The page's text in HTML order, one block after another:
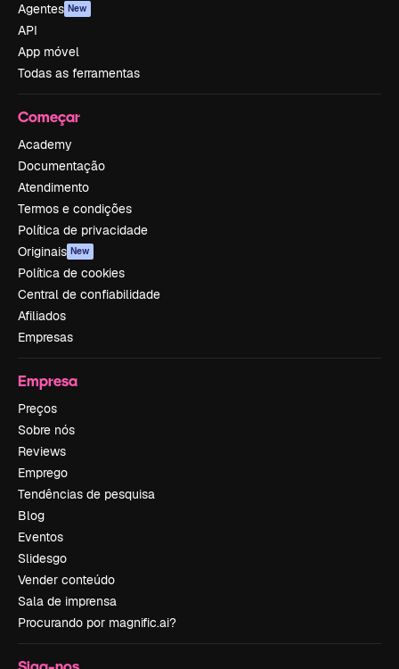
Agentes New
API
App móvel
Todas as ferramentas
Começar
Academy
Documentação
Atendimento
Termos e condições
Política de privacidade
Originais New
Política de cookies
Central de confiabilidade
Afiliados
Empresas
Empresa
Preços
Sobre nós
Reviews
Emprego
Tendências de pesquisa
Blog
Eventos
Slidesgo
Vender conteúdo
Sala de imprensa
Procurando por magnific.ai?